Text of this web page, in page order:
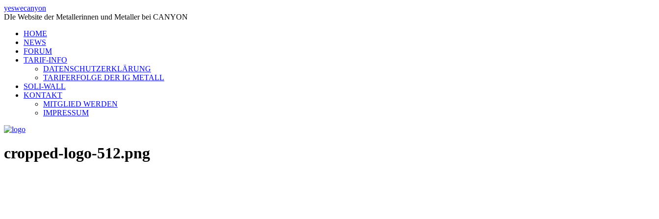
yeswecanyon
DIe Website der Metallerinnen und Metaller bei CANYON
HOME
NEWS
FORUM
TARIF-INFO
DATENSCHUTZERKLÄRUNG
TARIFERFOLGE DER IG METALL
SOLI-WALL
KONTAKT
MITGLIED WERDEN
IMPRESSUM
cropped-logo-512.png